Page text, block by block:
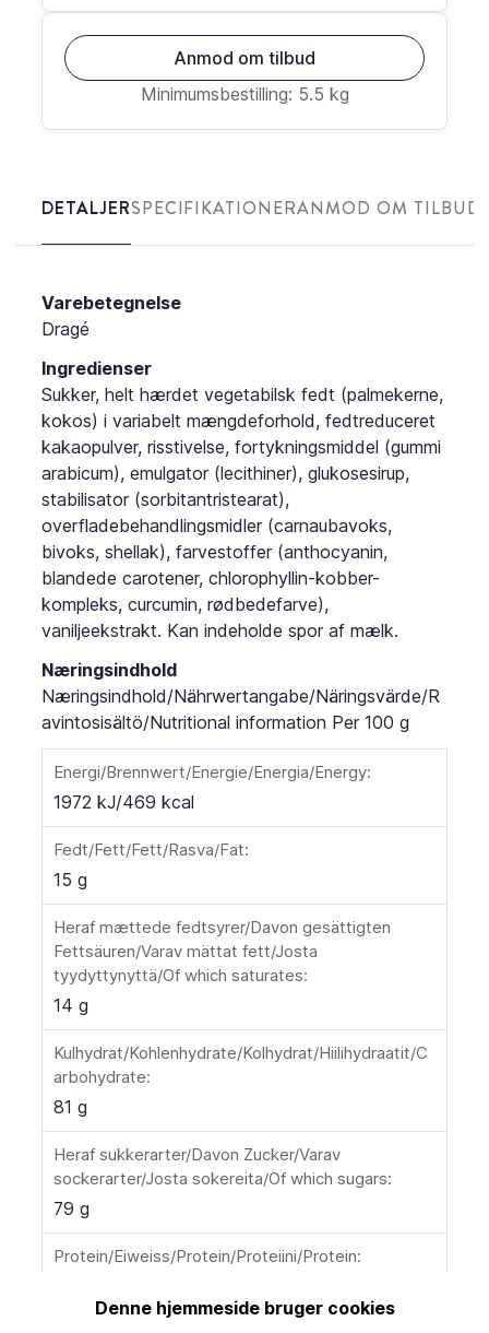
DETALJERSPECIFIKATIONERANMOD OM TILBUD
Varebetegnelse
Dragé
Ingredienser
Sukker, helt hærdet vegetabilsk fedt (palmekerne,
kokos) i variabelt mængdeforhold, fedtreduceret
kakaopulver, risstivelse, fortykningsmiddel (gummi
arabicum), emulgator (lecithiner), glukosesirup,
stabilisator (sorbitantristearat),
overfladebehandlingsmidler (carnaubavoks,
bivoks, shellak), farvestoffer (anthocyanin,
blandede carotener, chlorophyllin-kobber-
kompleks, curcumin, rødbedefarve),
vaniljeekstrakt. Kan indeholde spor af mælk.
Næringsindhold
Næringsindhold/Nährwertangabe/Näringsvärde/R
avintosisältö/Nutritional information Per 100 g
Energi/Brennwert/Energie/Energia/Energy:
1972 kJ/469 kcal
Fedt/Fett/Fett/Rasva/Fat:
15 g
Heraf mættede fedtsyrer/Davon gesättigten
Fettsäuren/Varav mättat fett/Josta
tyydyttynyttä/Of which saturates:
14 g
Kulhydrat/Kohlenhydrate/Kolhydrat/Hiilihydraatit/C
arbohydrate:
81 g
Heraf sukkerarter/Davon Zucker/Varav
sockerarter/Josta sokereita/Of which sugars:
79 g
Protein/Eiweiss/Protein/Proteiini/Protein:
Anmod om tilbud
Minimumsbestilling: 5.5 kg
Denne hjemmeside bruger cookies